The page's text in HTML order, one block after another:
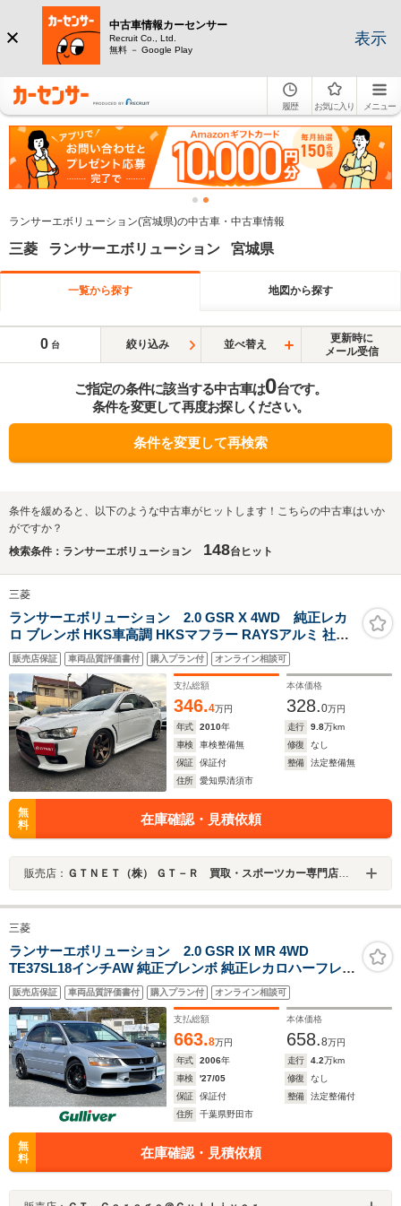
中古車情報カーセンサー
Recruit Co., Ltd.
無料 － Google Play
表示
履歴 お気に入り メニュー
ランサーエボリューション(宮城県)の中古車・中古車情報
三菱 ランサーエボリューション 宮城県
一覧から探す 地図から探す
0 台 絞り込み 並べ替え
更新時に
メール受信
ご指定の条件に該当する中古車は0台です。
条件を変更して再度お探しください。
条件を変更して再検索
条件を緩めると、以下のような中古車がヒットします！こちらの中古車はいか
がですか？
検索条件：ランサーエボリューション
148台ヒット
三菱
ランサーエボリューション 2.0 GSR X 4WD 純正レカ
ロ ブレンボ HKS車高調 HKSマフラー RAYSアルミ 社外
ナビ
販売店保証 車両品質評価書付 購入プラン付 オンライン相談可
支払総額
346.4万円
本体価格
328.0万円
年式
2010年 走行 9.8万km
車検
車検整備無 修復
なし
保証
保証付 整備
法定整備無
住所
愛知県清須市
無
料
在庫確認・見積依頼
販売店： ＧＴＮＥＴ（株） ＧＴ－Ｒ 買取・スポーツカー専門店 ＧＴＮＥＴ愛知
三菱
ランサーエボリューション 2.0 GSR IX MR 4WD
TE37SL18インチAW 純正ブレンボ 純正レカロハーフレザ
ーシート 純正カーボンリアウイング パナソニックSDナ
ビ/フルセグTV(CN-RA05D) バックカメラ HIDヘッドライ
ト 純正18インチAW有 保証書 取扱説明書
販売店保証 車両品質評価書付 購入プラン付 オンライン相談可
支払総額
663.8万円
本体価格
658.8万円
年式
2006年 走行 4.2万km
車検
'27/05 修復
なし
保証
保証付 整備
法定整備付
住所
千葉県野田市
無
料
在庫確認・見積依頼